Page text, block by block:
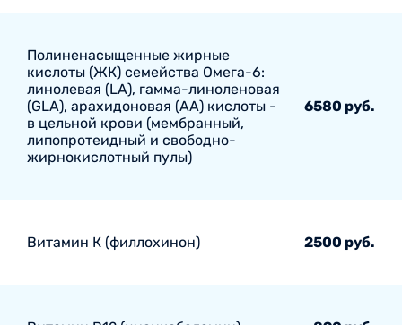
Полиненасыщенные жирные
кислоты (ЖК) семейства Омега-6:
линолевая (LA), гамма-линоленовая
(GLA), арахидоновая (AA) кислоты -
в цельной крови (мембранный,
липопротеидный и свободно-
жирнокислотный пулы)
6580 руб.
Витамин К (филлохинон) 2500 руб.